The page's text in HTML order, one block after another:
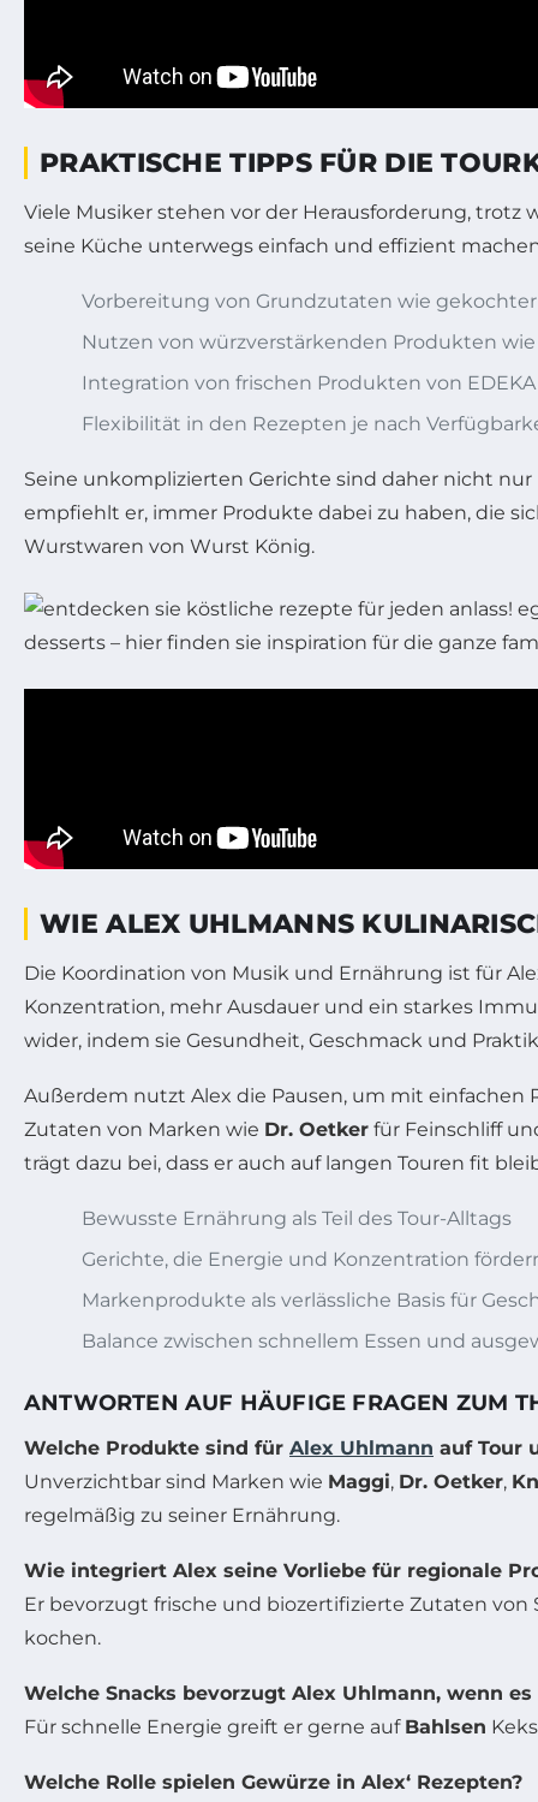
PRAKTISCHE TIPPS FÜR DIE
Viele Musiker stehen vor der Herausforderung,
seine Küche unterwegs einfach und effizient
Vorbereitung von Grundzutaten wie gekochter
Nutzen von würzverstärkenden Produkten
Integration von frischen Produkten von
Flexibilität in den Rezepten je nach
Seine unkomplizierten Gerichte sind daher nicht
empfiehlt er, immer Produkte dabei zu haben, die
Wurstwaren von Wurst König.
WIE ALEX UHLMANNS
Die Koordination von Musik und Ernährung ist für
Konzentration, mehr Ausdauer und ein starkes
wider, indem sie Gesundheit, Geschmack und
Außerdem nutzt Alex die Pausen, um mit einfachen
Zutaten von Marken wie Dr. Oetker für Feinschliff
trägt dazu bei, dass er auch auf langen Touren fit
Bewusste Ernährung als Teil des Tour-Alltags
Gerichte, die Energie und Konzentration
Markenprodukte als verlässliche Basis für
Balance zwischen schnellem Essen und
ANTWORTEN AUF HÄUFIGE FRAGEN ZUM
Welche Produkte sind für Alex Uhlmann auf Tour
Unverzichtbar sind Marken wie Maggi, Dr. Oetker,
regelmäßig zu seiner Ernährung.
Wie integriert Alex seine Vorliebe für regionale
Er bevorzugt frische und biozertifizierte Zutaten
kochen.
Welche Snacks bevorzugt Alex Uhlmann, wenn
Für schnelle Energie greift er gerne auf Bahlsen
Welche Rolle spielen Gewürze in Alex‘ Rezepten?